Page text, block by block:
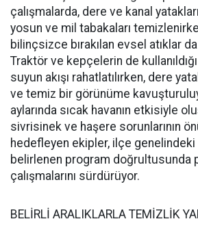
çalışmalarda, dere ve kanal
yosun ve mil tabakaları
bilinçsizce bırakılan evsel atıklar
Traktör ve kepçelerin de
suyun akışı rahatlatılırken, dere
ve temiz bir görünüme
aylarında sıcak havanın etkisiyle
sivrisinek ve haşere sorunlarının
hedefleyen ekipler, ilçe genelindeki
belirlenen program doğrultusunda
çalışmalarını sürdürüyor.
BELİRLİ ARALIKLARLA TEMİZLİK